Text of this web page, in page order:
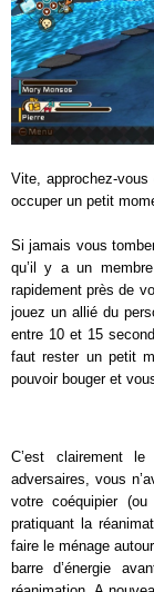
Vite, approchez-
occuper un petit
Si jamais vous
qu’il y a un
rapidement près de
jouez un allié du
entre 10 et 15
faut rester un petit
pouvoir bouger et
C’est clairement
adversaires, vous
votre coéquipier
pratiquant la
faire le ménage
barre d’énergie